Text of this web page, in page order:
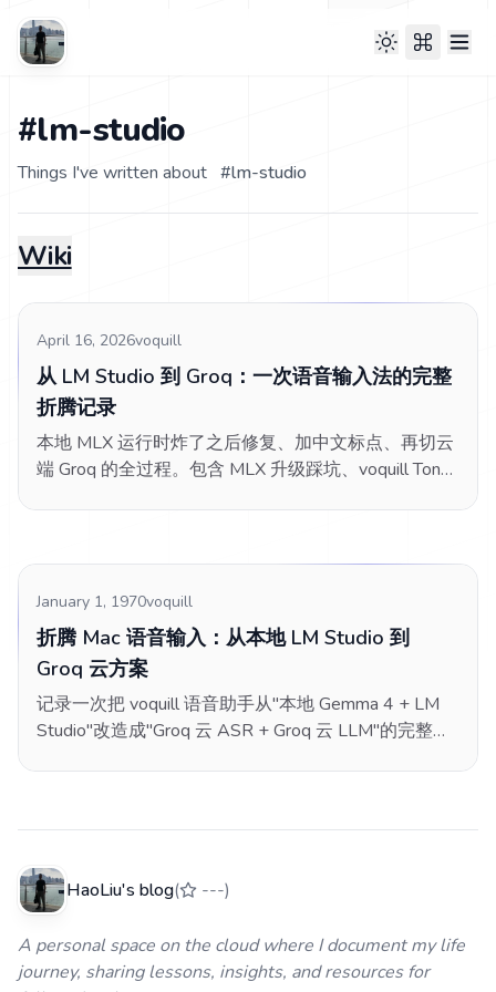
#lm-studio
Things I've written about #lm-studio
Wiki
April 16, 2026voquill
从 LM Studio 到 Groq：一次语音输入法的完整
折腾记录
本地 MLX 运行时炸了之后修复、加中文标点、再切云
端 Groq 的全过程。包含 MLX 升级踩坑、voquill Tone
January 1, 1970voquill
折腾 Mac 语音输入：从本地 LM Studio 到
Groq 云方案
记录一次把 voquill 语音助手从"本地 Gemma 4 + LM
Studio"改造成"Groq 云 ASR + Groq 云 LLM"的完整折
HaoLiu's blog( ---)
A personal space on the cloud where I document my life
journey, sharing lessons, insights, and resources for